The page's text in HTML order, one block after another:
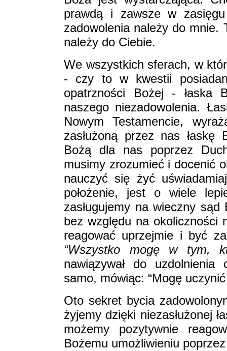
prawdą i zawsze w
zadowolenia należy do mnie.
należy do Ciebie.
We wszystkich sferach, w
- czy to w kwestii
opatrzności Bożej - łaska
naszego niezadowolenia.
Nowym Testamencie,
zasłużoną przez nas
Bożą dla nas poprzez
musimy zrozumieć i docenić
nauczyć się żyć
położenie, jest o wiele
zasługujemy na wieczny
bez względu na okoliczności
reagować uprzejmie i być
“Wszystko mogę w tym,
nawiązywał do uzdolnienia
samo, mówiąc: “Mogę
Oto sekret bycia
żyjemy dzięki niezasłużonej
możemy pozytywnie
Bożemu umożliwieniu